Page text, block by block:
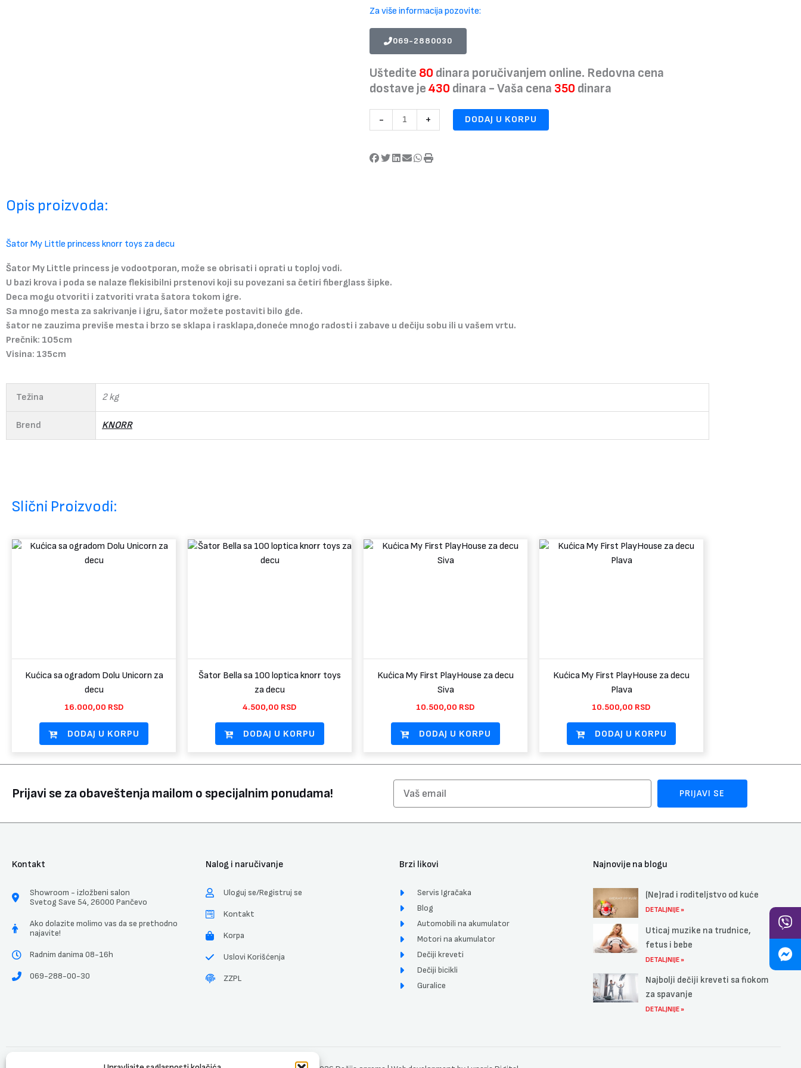
Za više informacija pozovite:
069-2880030
Uštedite 80 dinara poručivanjem online. Redovna cena
dostave je430 dinara - Vaša cena 350 dinara
-
My
princess
+ DODAJ U KORPU
Opis proizvoda:
Šator My Little princess knorr toys za decu
Šator My Little princess je vodootporan, može se obrisati i oprati u toploj vodi.
U bazi krova i poda se nalaze flekisibilni prstenovi koji su povezani sa četiri fiberglass šipke.
Deca mogu otvoriti i zatvoriti vrata šatora tokom igre.
Sa mnogo mesta za sakrivanje i igru, šator možete postaviti bilo gde.
šator ne zauzima previše mesta i brzo se sklapa i rasklapa,doneće mnogo radosti i zabave u dečiju sobu ili u vašem vrtu.
Prečnik: 105cm
Visina: 135cm
Težina 2 kg
Brend KNORR
Slični Proizvodi:
Kućica sa ogradom Dolu Unicorn za
decu
16.000,00 RSD
DODAJ U KORPU
Šator Bella sa 100 loptica knorr toys
za decu
4.500,00 RSD
DODAJ U KORPU
Kućica My First PlayHouse za decu
Siva
10.500,00 RSD
DODAJ U KORPU
Kućica My First PlayHouse za decu
Plava
10.500,00 RSD
DODAJ U KORPU
Prijavi se za obaveštenja mailom o specijalnim ponudama! PRIJAVI SE
Kontakt
Showroom - izložbeni salon
Svetog Save 54, 26000 Pančevo
Ako dolazite molimo vas da se prethodno
najavite!
Radnim danima 08-16h
069-288-00-30
Nalog i naručivanje
Uloguj se/Registruj se
Kontakt
Korpa
Uslovi Korišćenja
ZZPL
Brzi likovi
Servis Igračaka
Blog
Automobili na akumulator
Motori na akumulator
Dečiji kreveti
Dečiji bicikli
Guralice
Najnovije na blogu
(Ne)rad i roditeljstvo od kuće
DETALJNIJE »
Uticaj muzike na trudnice,
fetus i bebe
DETALJNIJE »
Najbolji dečiji kreveti sa fiokom
za spavanje
DETALJNIJE »